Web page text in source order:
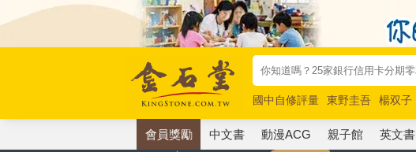
國中自修評量 東野圭吾 楊双子
唯紅花綻放
奧德賽 路邊攤新作
會員獎勵 中文書 動漫ACG 親子館 英文書